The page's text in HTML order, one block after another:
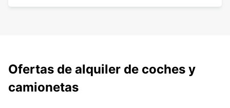
Ofertas de alquiler de coches y
camionetas